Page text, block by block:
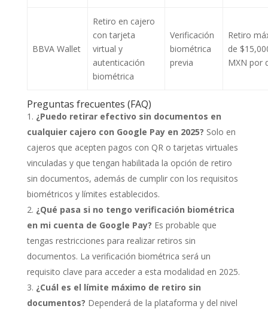
BBVA Wallet
Retiro en cajero
con tarjeta
virtual y
autenticación
biométrica
Verificación
biométrica
previa
Retiro
de
MXN por
Preguntas frecuentes (FAQ)
¿Puedo retirar efectivo sin documentos en
cualquier cajero con Google Pay en 2025? Solo en
cajeros que acepten pagos con QR o tarjetas virtuales
vinculadas y que tengan habilitada la opción de retiro
sin documentos, además de cumplir con los requisitos
biométricos y límites establecidos.
¿Qué pasa si no tengo verificación biométrica
en mi cuenta de Google Pay? Es probable que
tengas restricciones para realizar retiros sin
documentos. La verificación biométrica será un
requisito clave para acceder a esta modalidad en 2025.
¿Cuál es el límite máximo de retiro sin
documentos? Dependerá de la plataforma y del nivel